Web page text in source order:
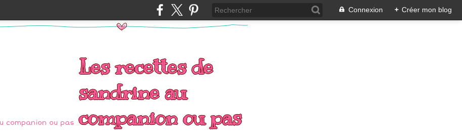
Connexion + Créer mon blog
Les recettes de
sandrine au
companion ou pas